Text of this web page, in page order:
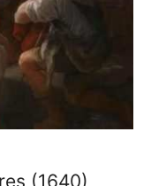
(1640)